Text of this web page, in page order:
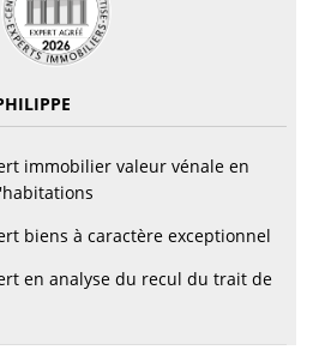
immobilier valeur vénale en
biens à caractère exceptionnel
en analyse du recul du trait de